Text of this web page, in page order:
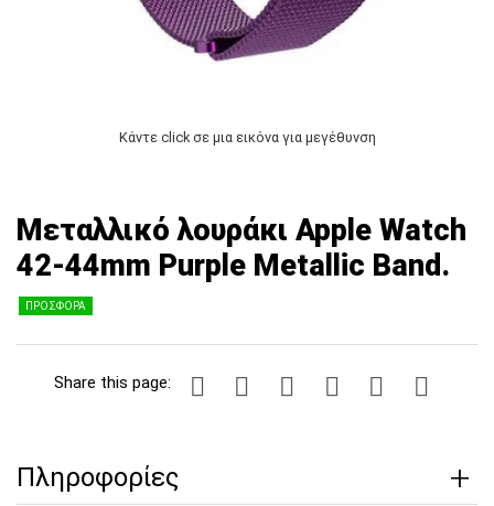
Κάντε click σε μια εικόνα για μεγέθυνση
Μεταλλικό λουράκι Apple Watch
42-44mm Purple Metallic Band.
ΠΡΟΣΦΟΡΑ
Share this page:
Πληροφορίες